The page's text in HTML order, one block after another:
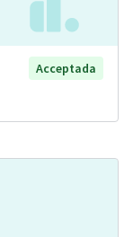
Acceptada